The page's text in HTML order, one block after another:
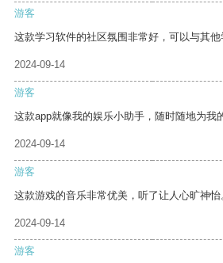
游客
这款学习软件的社区氛围非常好，可以与其他
2024-09-14
游客
这款app就像我的娱乐小助手，随时随地为我
2024-09-14
游客
这款游戏的音乐非常优美，听了让人心旷神怡
2024-09-14
游客